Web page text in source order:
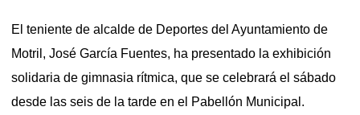
El teniente de alcalde de Deportes del Ayuntamiento de
Motril, José García Fuentes, ha presentado la exhibición
solidaria de gimnasia rítmica, que se celebrará el sábado
desde las seis de la tarde en el Pabellón Municipal.